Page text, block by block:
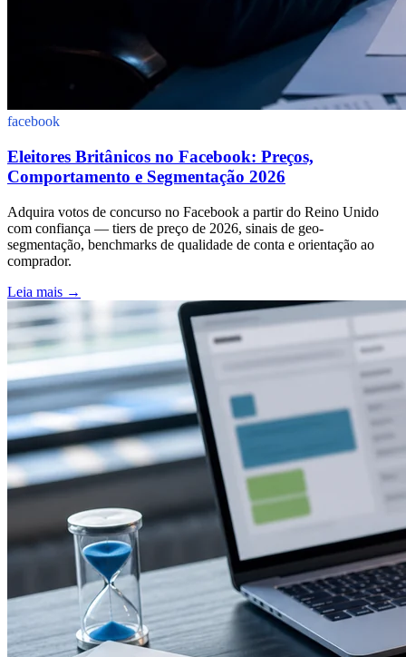
facebook
Eleitores Britânicos no Facebook: Preços,
Comportamento e Segmentação 2026
Adquira votos de concurso no Facebook a partir do Reino Unido
com confiança — tiers de preço de 2026, sinais de geo-
segmentação, benchmarks de qualidade de conta e orientação ao
comprador.
Leia mais →